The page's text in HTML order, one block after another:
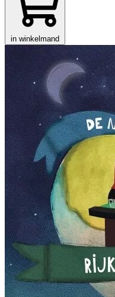
in winkelmand